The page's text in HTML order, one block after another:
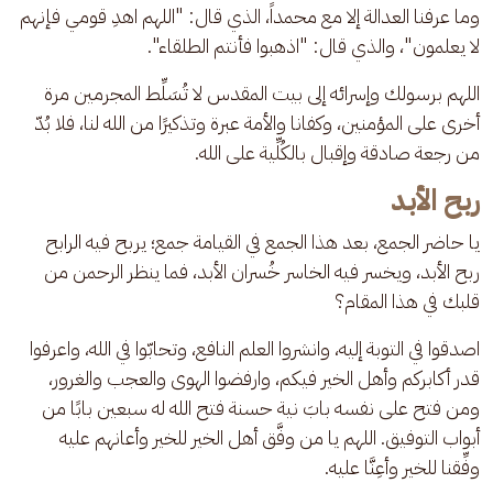
وما عرفنا العدالة إلا مع محمداً، الذي قال: "اللهم اهدِ قومي فإنهم
لا يعلمون"، والذي قال: "اذهبوا فأنتم الطلقاء".
اللهم برسولك وإسرائه إلى بيت المقدس لا تُسَلِّط المجرمين مرة
أخرى على المؤمنين، وكفانا والأمة عبرة وتذكيرًا من الله لنا، فلا بُدّ
من رجعة صادقة وإقبال بالكُلِّية على الله.
ربح الأبد
يا حاضر الجمع، بعد هذا الجمع في القيامة جمع؛ يربح فيه الرابح
ربح الأبد، ويخسر فيه الخاسر خُسران الأبد، فما ينظر الرحمن من
قلبك في هذا المقام؟
اصدقوا في التوبة إليه، وانشروا العلم النافع، وتحابّوا في الله، واعرفوا
قدر أكابركم وأهل الخير فيكم، وارفضوا الهوى والعجب والغرور،
ومن فتح على نفسه بابَ نية حسنة فتح الله له سبعين بابًا من
أبواب التوفيق. اللهم يا من وفَّق أهل الخير للخير وأعانهم عليه
وفِّقنا للخير وأعِنَّا عليه.